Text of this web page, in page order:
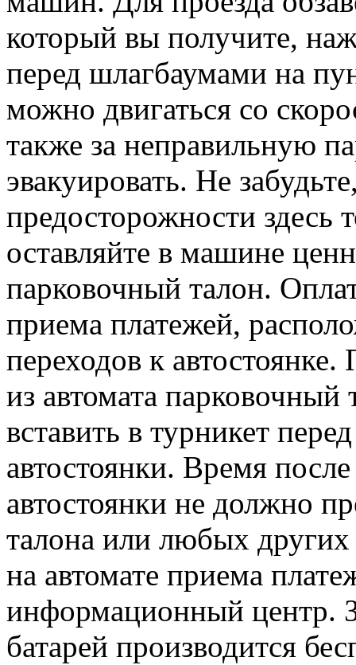
который вы получите,
перед шлагбаумами на
можно двигаться со
также за неправильную
эвакуировать. Не
предосторожности здесь
оставляйте в машине
парковочный талон.
приема платежей,
переходов к автостоянке.
из автомата парковочный
вставить в турникет
автостоянки. Время
автостоянки не должно
талона или любых
на автомате приема
информационный центр.
батарей производится